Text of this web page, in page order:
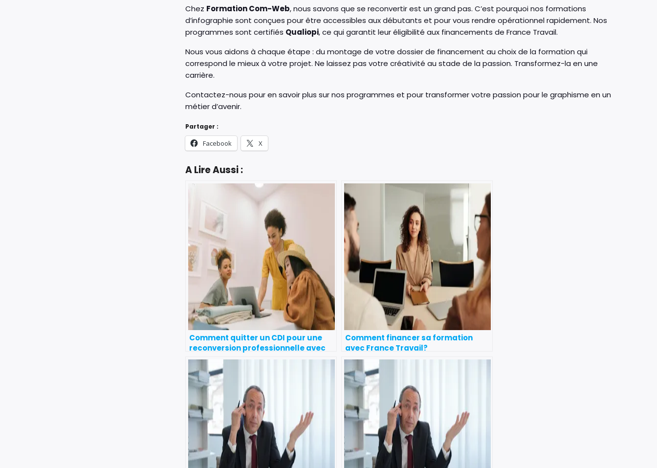
Chez Formation Com-Web, nous savons que se reconvertir est un grand pas. C’est pourquoi nos formations
d’infographie sont conçues pour être accessibles aux débutants et pour vous rendre opérationnel rapidement. Nos
programmes sont certifiés Qualiopi, ce qui garantit leur éligibilité aux financements de France Travail.
Nous vous aidons à chaque étape : du montage de votre dossier de financement au choix de la formation qui
correspond le mieux à votre projet. Ne laissez pas votre créativité au stade de la passion. Transformez-la en une
carrière.
Contactez-nous pour en savoir plus sur nos programmes et pour transformer votre passion pour le graphisme en un
métier d’avenir.
Partager :
Facebook X
A Lire Aussi :
Comment quitter un CDI pour une
reconversion professionnelle avec
France Travail ?
Comment financer sa formation
avec France Travail?